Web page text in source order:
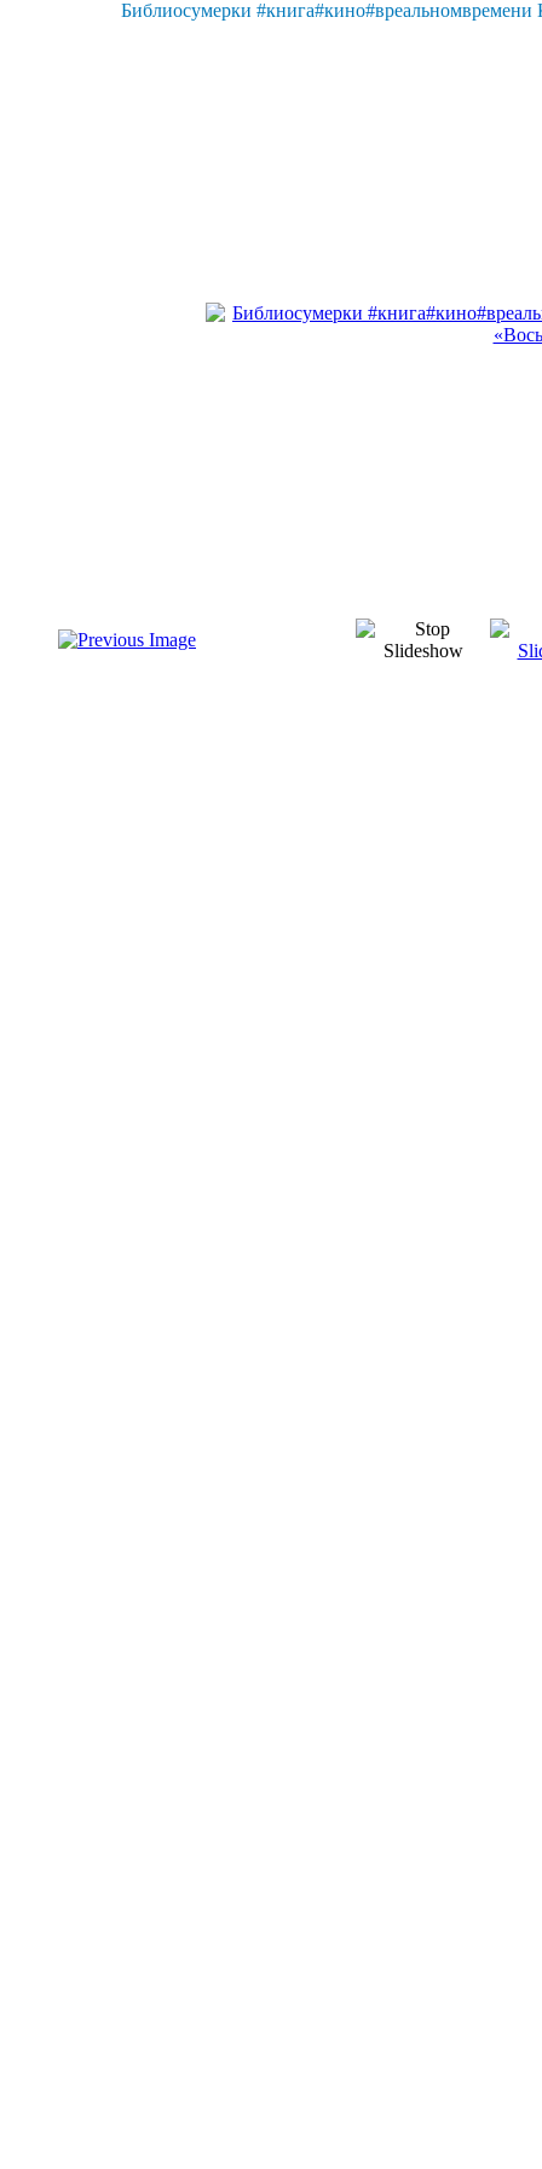
Библиосумерки #книга#кино#вреальномвремени